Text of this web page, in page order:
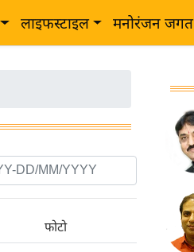
लाइफस्टाइल मनोरंजन जगत
फोटो